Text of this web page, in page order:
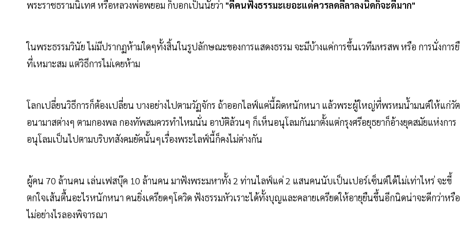
พระราชธรามนิเทศ หรือหลวงพ่อพยอม ก็บอกเป็นนัยว่า "ดีคนฟังธรรมะเยอะแต่ควรลดลีลาลงนิดก็จะดีมาก"
ในพระธรรมวินัย ไม่มีปรากฏห้ามใดๆทั้งสิ้นในรูปลักษณะของการแสดงธรรม จะมีบ้างแค่การขึ้นเวทีมหรสพ หรือ การนั่งการ
ที่เหมาะสม แต่วิธีการไม่เคยห้าม
โลกเปลี่ยนวิธีการก็ต้องเปลี่ยน บางอย่างไปตามวัฏจักร ถ้าออกไลฟ์แค่นี้ผิดหนักหนา แล้วพระผู้ใหญ่ที่พรหมน้ำมนต์ให้แก่วั
อนามาสต่างๆ ตามกองพล กองทัพสมควรทำไหมนั่น อาบัติล้วนๆ ก็เห็นอนุโลมกันมาตั้งแต่กรุงศรีอยุธยาก็อ้างยุคสมัยแห่งการ
อนุโลมเป็นไปตามบริบทสังคมยัคนั้นๆเรื่องพระไลฟ์นี้ก็คงไม่ต่างกัน
ผู้คน 70 ล้านคน เล่นเฟสบุ๊ค 10 ล้านคน มาฟังพระมหาทั้ง 2 ท่านไลฟ์แค่ 2 แสนคนนับเป็นเปอร์เซ็นต์ได้ไม่เท่าไหร่ จะขี้
ตกใจเส้นตื้นอะไรหนักหนา คนยิ่งเครียดๆโควิด ฟังธรรมหัวเราะได้ทั้งบุญและคลายเครียดให้อายุยืนขึ้นอีกนิดน่าจะดีกว่าหรือ
ไม่อย่างไรลองพิจารณา